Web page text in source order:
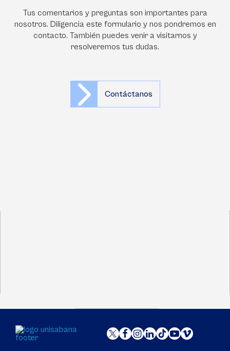
Tus comentarios y preguntas son importantes para
nosotros. Diligencia este formulario y nos pondremos en
contacto. También puedes venir a visitarnos y
resolveremos tus dudas.
Contáctanos